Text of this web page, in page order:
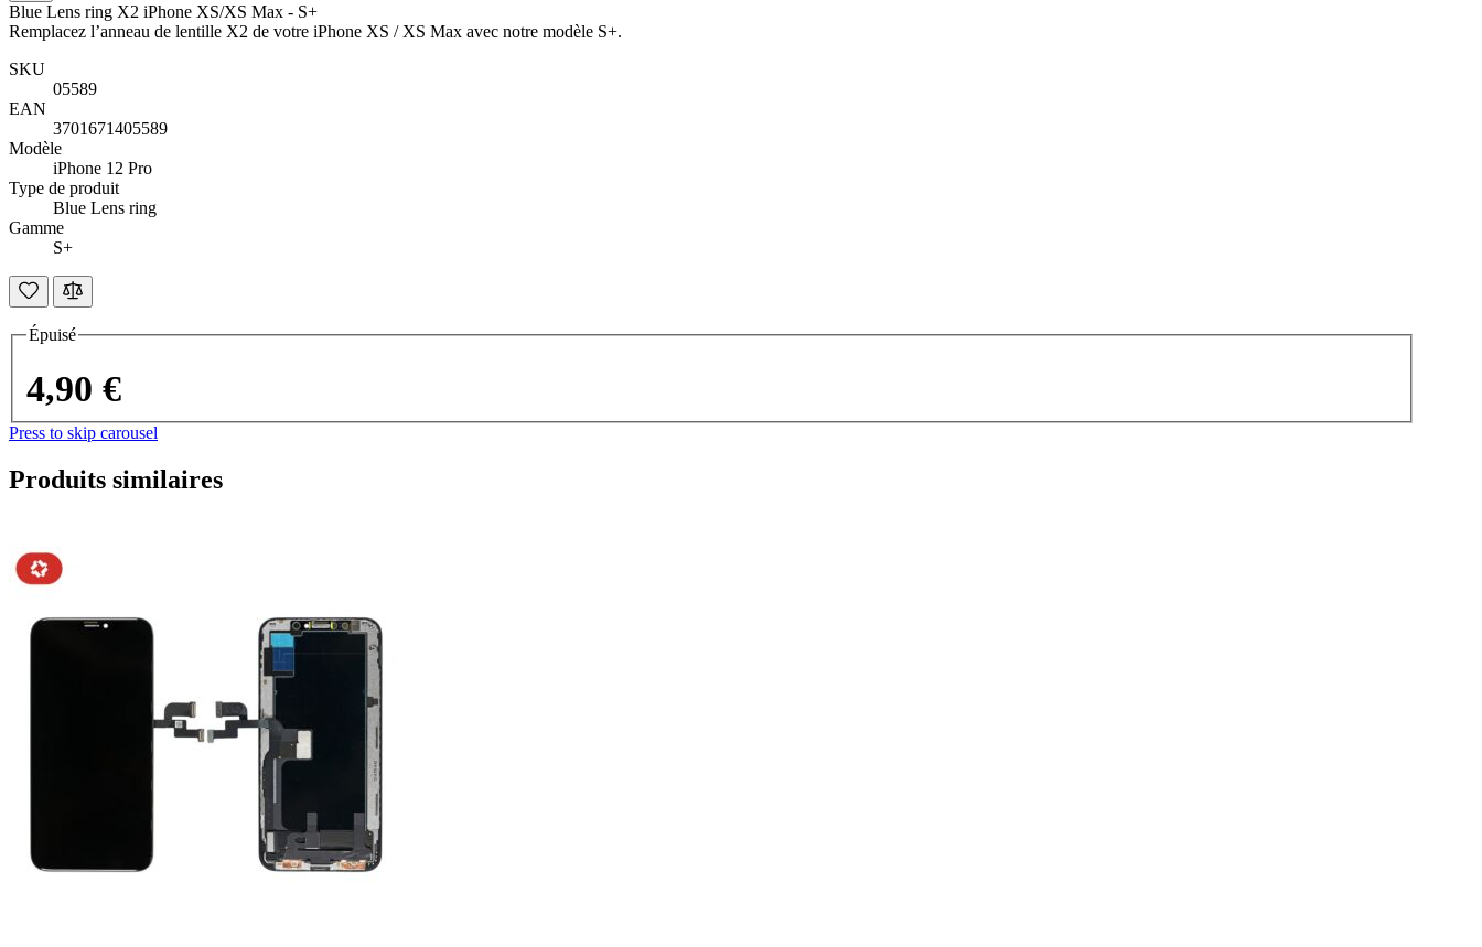
Blue Lens ring X2 iPhone XS/XS Max - S+
Remplacez l’anneau de lentille X2 de votre iPhone XS / XS Max avec notre modèle S+.
SKU
05589
EAN
3701671405589
Modèle
iPhone 12 Pro
Type de produit
Blue Lens ring
Gamme
S+
Épuisé
4,90 €
Press to skip carousel
Produits similaires